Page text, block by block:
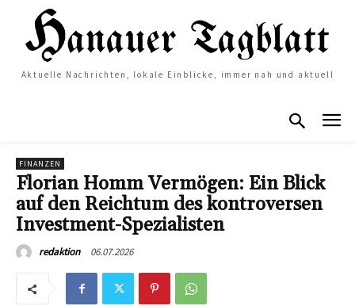
Aktuelle Nachrichten, lokale Einblicke, immer nah und aktuell
FINANZEN
Florian Homm Vermögen: Ein Blick
auf den Reichtum des kontroversen
Investment-Spezialisten
redaktion 06.07.2026